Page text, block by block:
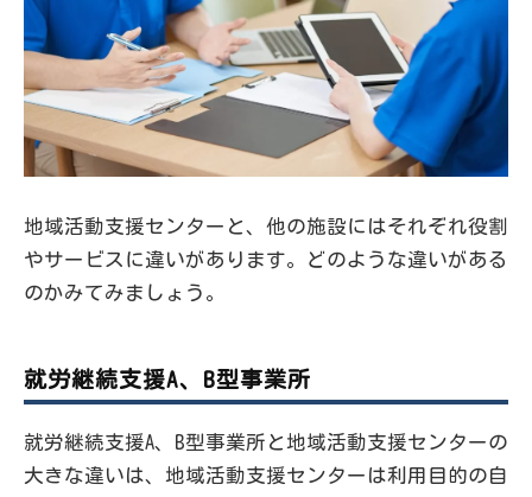
地域活動支援センターと、他の施設にはそれぞれ役割
やサービスに違いがあります。どのような違いがある
のかみてみましょう。
就労継続支援A、B型事業所
就労継続支援A、B型事業所と地域活動支援センターの
大きな違いは、地域活動支援センターは利用目的の自